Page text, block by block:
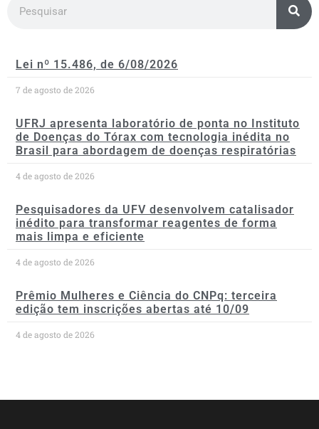
Lei nº 15.486, de 6/08/2026
7 de agosto de 2026
UFRJ apresenta laboratório de ponta no Instituto
de Doenças do Tórax com tecnologia inédita no
Brasil para abordagem de doenças respiratórias
4 de agosto de 2026
Pesquisadores da UFV desenvolvem catalisador
inédito para transformar reagentes de forma
mais limpa e eficiente
4 de agosto de 2026
Prêmio Mulheres e Ciência do CNPq: terceira
edição tem inscrições abertas até 10/09
4 de agosto de 2026